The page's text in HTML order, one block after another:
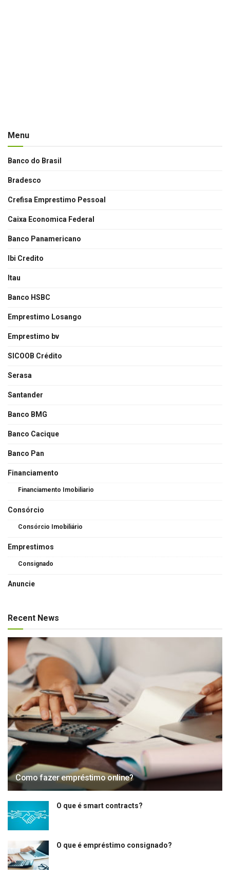
Menu
Banco do Brasil
Bradesco
Crefisa Emprestimo Pessoal
Caixa Economica Federal
Banco Panamericano
Ibi Credito
Itau
Banco HSBC
Emprestimo Losango
Emprestimo bv
SICOOB Crédito
Serasa
Santander
Banco BMG
Banco Cacique
Banco Pan
Financiamento
Financiamento Imobiliario
Consórcio
Consórcio Imobiliário
Emprestimos
Consignado
Anuncie
Recent News
Como fazer empréstimo online?
O que é smart contracts?
O que é empréstimo consignado?